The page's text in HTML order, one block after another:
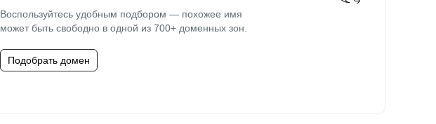
Воспользуйтесь удобным подбором — похожее имя
может быть свободно в одной из 700+ доменных зон.
Подобрать домен